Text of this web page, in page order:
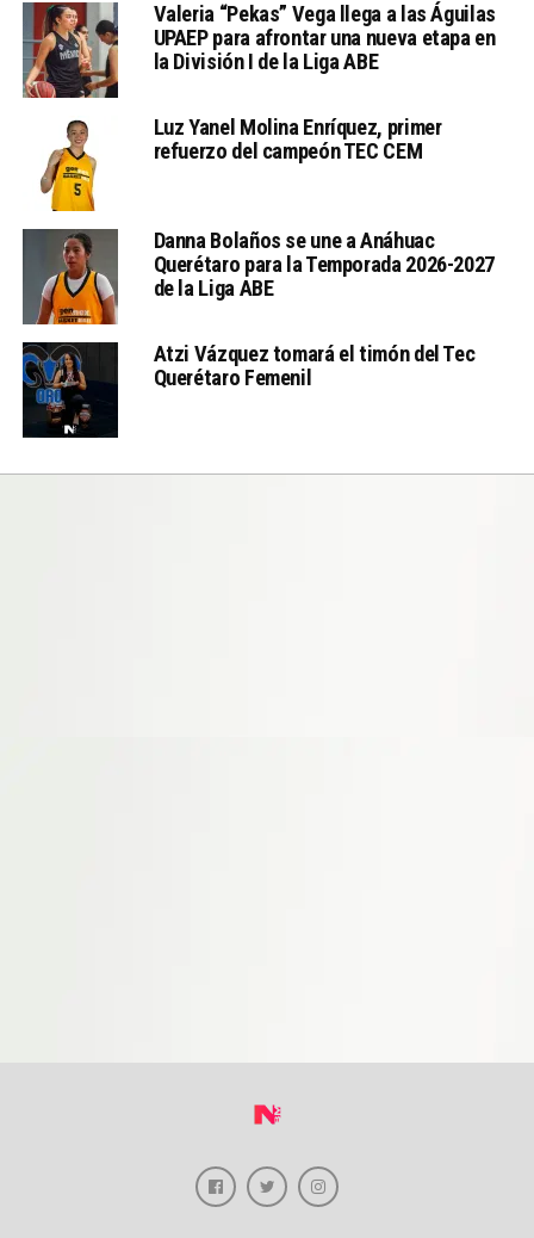
Valeria “Pekas” Vega llega a las Águilas
UPAEP para afrontar una nueva etapa en
la División I de la Liga ABE
Luz Yanel Molina Enríquez, primer
refuerzo del campeón TEC CEM
Danna Bolaños se une a Anáhuac
Querétaro para la Temporada 2026-2027
de la Liga ABE
Atzi Vázquez tomará el timón del Tec
Querétaro Femenil